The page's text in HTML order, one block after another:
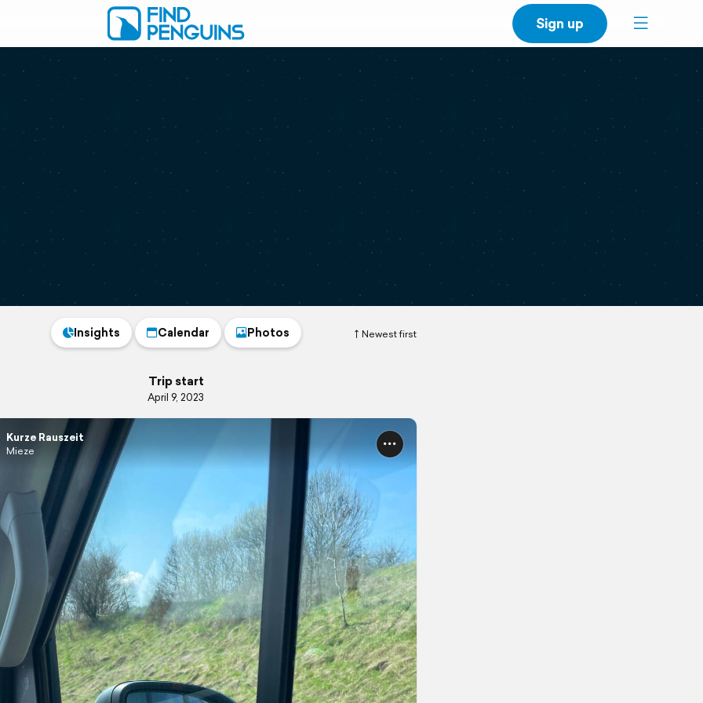
Sign up
Newest first
Insights Calendar Photos
Trip start
April 9, 2023
Kurze Rauszeit
Mieze